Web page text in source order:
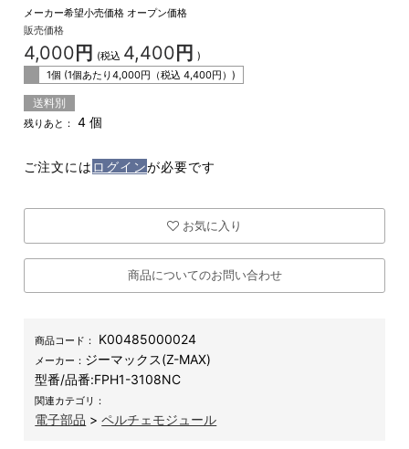
メーカー希望小売価格 オープン価格
販売価格
4,000 円 (税込 4,400 円 )
1個 (1個あたり4,000円（税込4,400円）)
送料別
残りあと： 4 個
ご注文には ログインが必要です
お気に入り
商品についてのお問い合わせ
商品コード： K00485000024
メーカー： ジーマックス(Z-MAX)
型番/品番:FPH1-3108NC
関連カテゴリ：
電子部品 >ペルチェモジュール